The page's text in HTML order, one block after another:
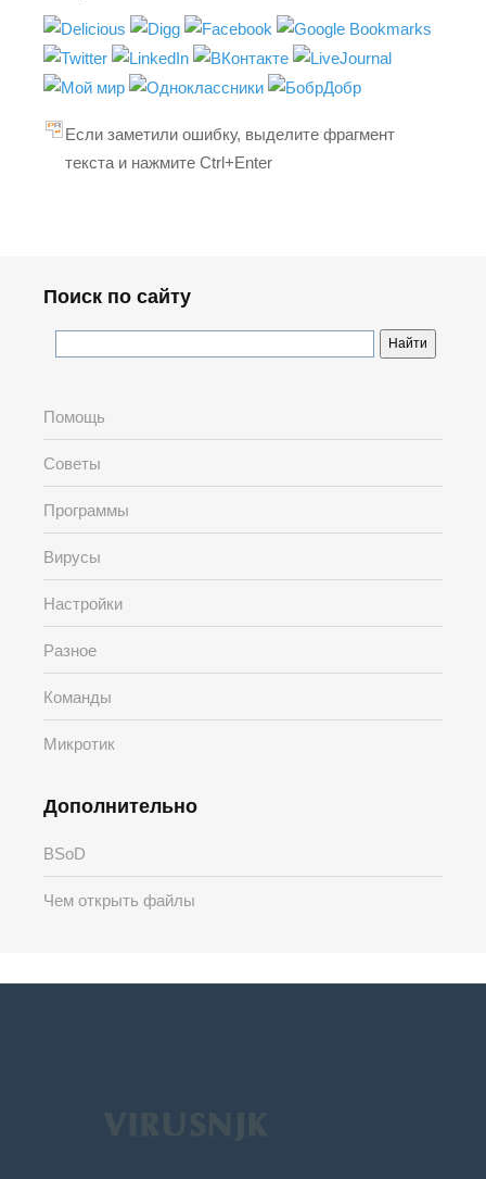
Если заметили ошибку, выделите фрагмент
текста и нажмите Ctrl+Enter
Поиск по сайту
Помощь
Советы
Программы
Вирусы
Настройки
Разное
Команды
Микротик
Дополнительно
BSoD
Чем открыть файлы